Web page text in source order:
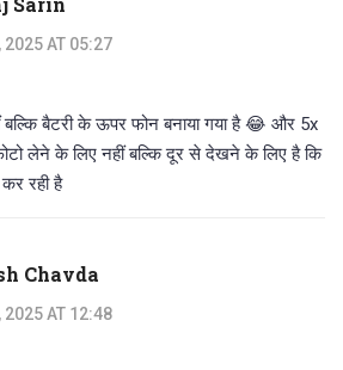
2025 AT 05:27
बैटरी के ऊपर फोन बनाया गया है 😂 और 5x
लेने के लिए नहीं बल्कि दूर से देखने के लिए है कि
कर रही है
Chavda
2025 AT 12:48